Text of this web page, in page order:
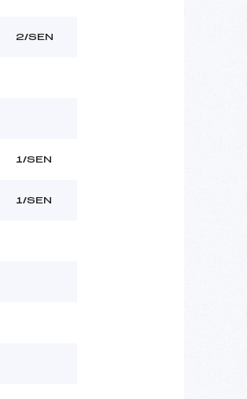
2/SEN
1/SEN
1/SEN